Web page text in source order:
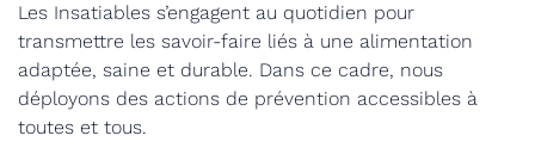
Les Insatiables s’engagent au quotidien pour
transmettre les savoir-faire liés à une alimentation
adaptée, saine et durable. Dans ce cadre, nous
déployons des actions de prévention accessibles à
toutes et tous.